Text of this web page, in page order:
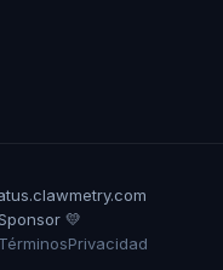
💛
TérminosPrivacidad